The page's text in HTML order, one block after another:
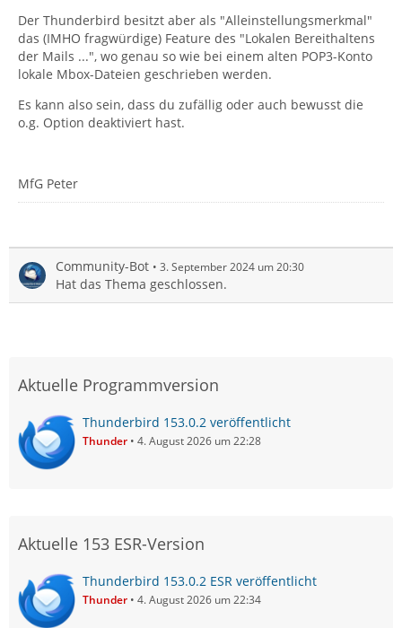
Der Thunderbird besitzt aber als "Alleinstellungsmerkmal"
das (IMHO fragwürdige) Feature des "Lokalen Bereithaltens
der Mails ...", wo genau so wie bei einem alten POP3-Konto
lokale Mbox-Dateien geschrieben werden.
Es kann also sein, dass du zufällig oder auch bewusst die
o.g. Option deaktiviert hast.
MfG Peter
Community-Bot 3. September 2024 um 20:30
Hat das Thema geschlossen.
Aktuelle Programmversion
Thunderbird 153.0.2 veröffentlicht
Thunder 4. August 2026 um 22:28
Aktuelle 153 ESR-Version
Thunderbird 153.0.2 ESR veröffentlicht
Thunder 4. August 2026 um 22:34